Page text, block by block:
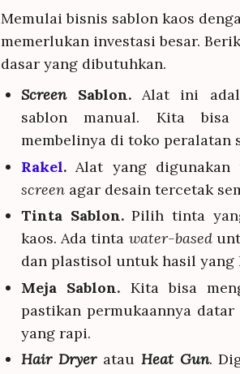
Memulai bisnis sablon kaos
memerlukan investasi besar.
dasar yang dibutuhkan.
Screen Sablon.Alat ini
sablon manual. Kita bisa
membelinya di toko peralatan
Rakel. Alat yang
screen agar desain tercetak
Tinta Sablon.Pilih tinta
kaos. Ada tinta water-based
dan plastisol untuk hasil yang
Meja Sablon. Kita bisa
pastikan permukaannya
yang rapi.
Hair Dryeratau Heat Gun.